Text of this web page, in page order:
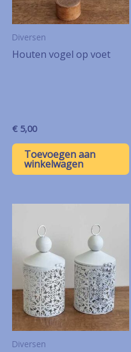
Diversen
Houten vogel op voet
€ 5,00
Toevoegen aan
winkelwagen
Diversen